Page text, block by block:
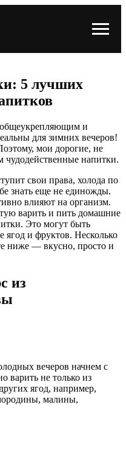
5 лучших
и
для зимних вечеров!
мои дорогие, не
чудодейственные напитки.
свои права, холода по
знать еще не единожды.
влияют на организм.
варить и пить домашние
Это могут быть
ягод и фруктов. Несколько
ниже — вкусно, просто и
из
вечеров начнем с
варить не только из
ягод, например,
малины,